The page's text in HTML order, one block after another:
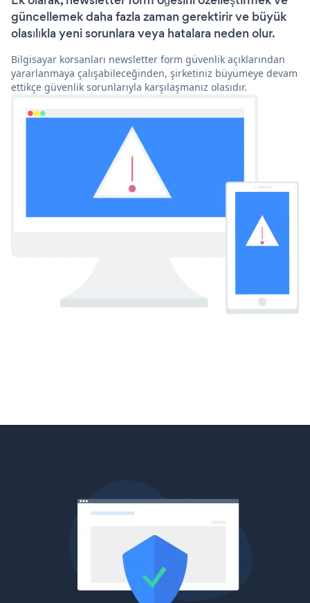
güncellemek daha fazla zaman gerektirir ve büyük
olasılıkla yeni sorunlara veya hatalara neden olur.
Bilgisayar korsanları newsletter form güvenlik açıklarından
yararlanmaya çalışabileceğinden, şirketiniz büyümeye devam
ettikçe güvenlik sorunlarıyla karşılaşmanız olasıdır.